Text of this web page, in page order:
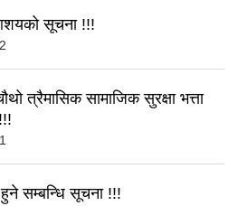
सूचना !!!
त्रैमासिक सामाजिक सुरक्षा भत्ता
सम्बन्धि सूचना !!!